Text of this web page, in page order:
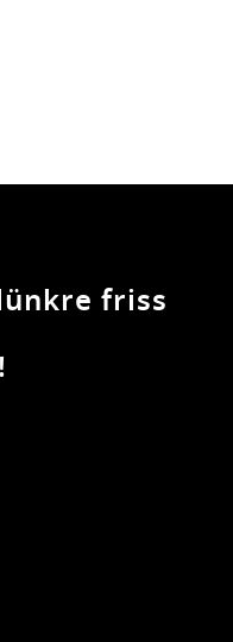
friss